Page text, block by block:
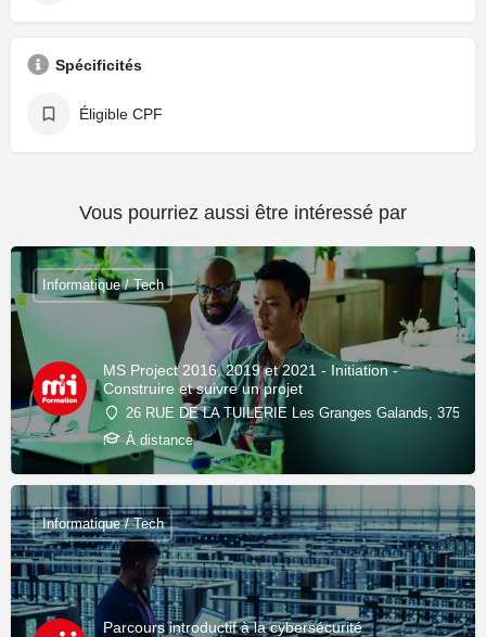
Spécificités
Éligible CPF
Vous pourriez aussi être intéressé par
MS Project 2016, 2019 et 2021 - Initiation -
Construire et suivre un projet
26 RUE DE LA TUILERIE Les Granges Galands, 37550
À distance
Informatique / Tech
Parcours introductif à la cybersécurité
Informatique / Tech